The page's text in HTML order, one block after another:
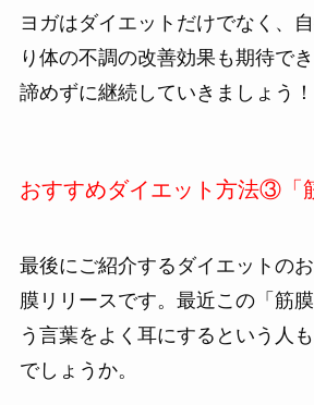
ヨガはダイエットだけでなく、
り体の不調の改善効果も期待で
諦めずに継続していきましょう！
おすすめダイエット方法③「
最後にご紹介するダイエットの
膜リリースです。最近この「筋
う言葉をよく耳にするという人
でしょうか。